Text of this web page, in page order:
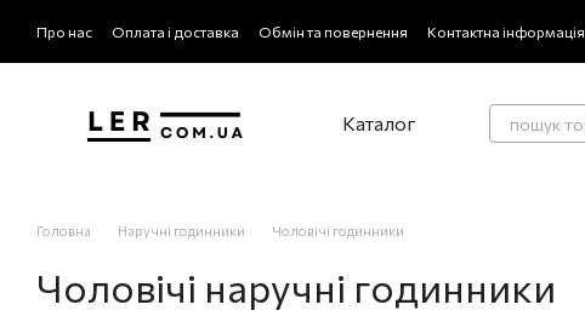
Про нас Оплата і доставка Обмін та повернення Контактна інформація
Каталог
Головна Наручні годинники Чоловічі годинники
Чоловічі наручні годинники